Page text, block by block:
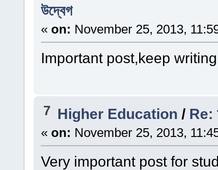
উদ্বেগ
« on: November 25, 2013,
Important post,keep
7 Higher Education / Re:
« on: November 25, 2013,
Very important post for